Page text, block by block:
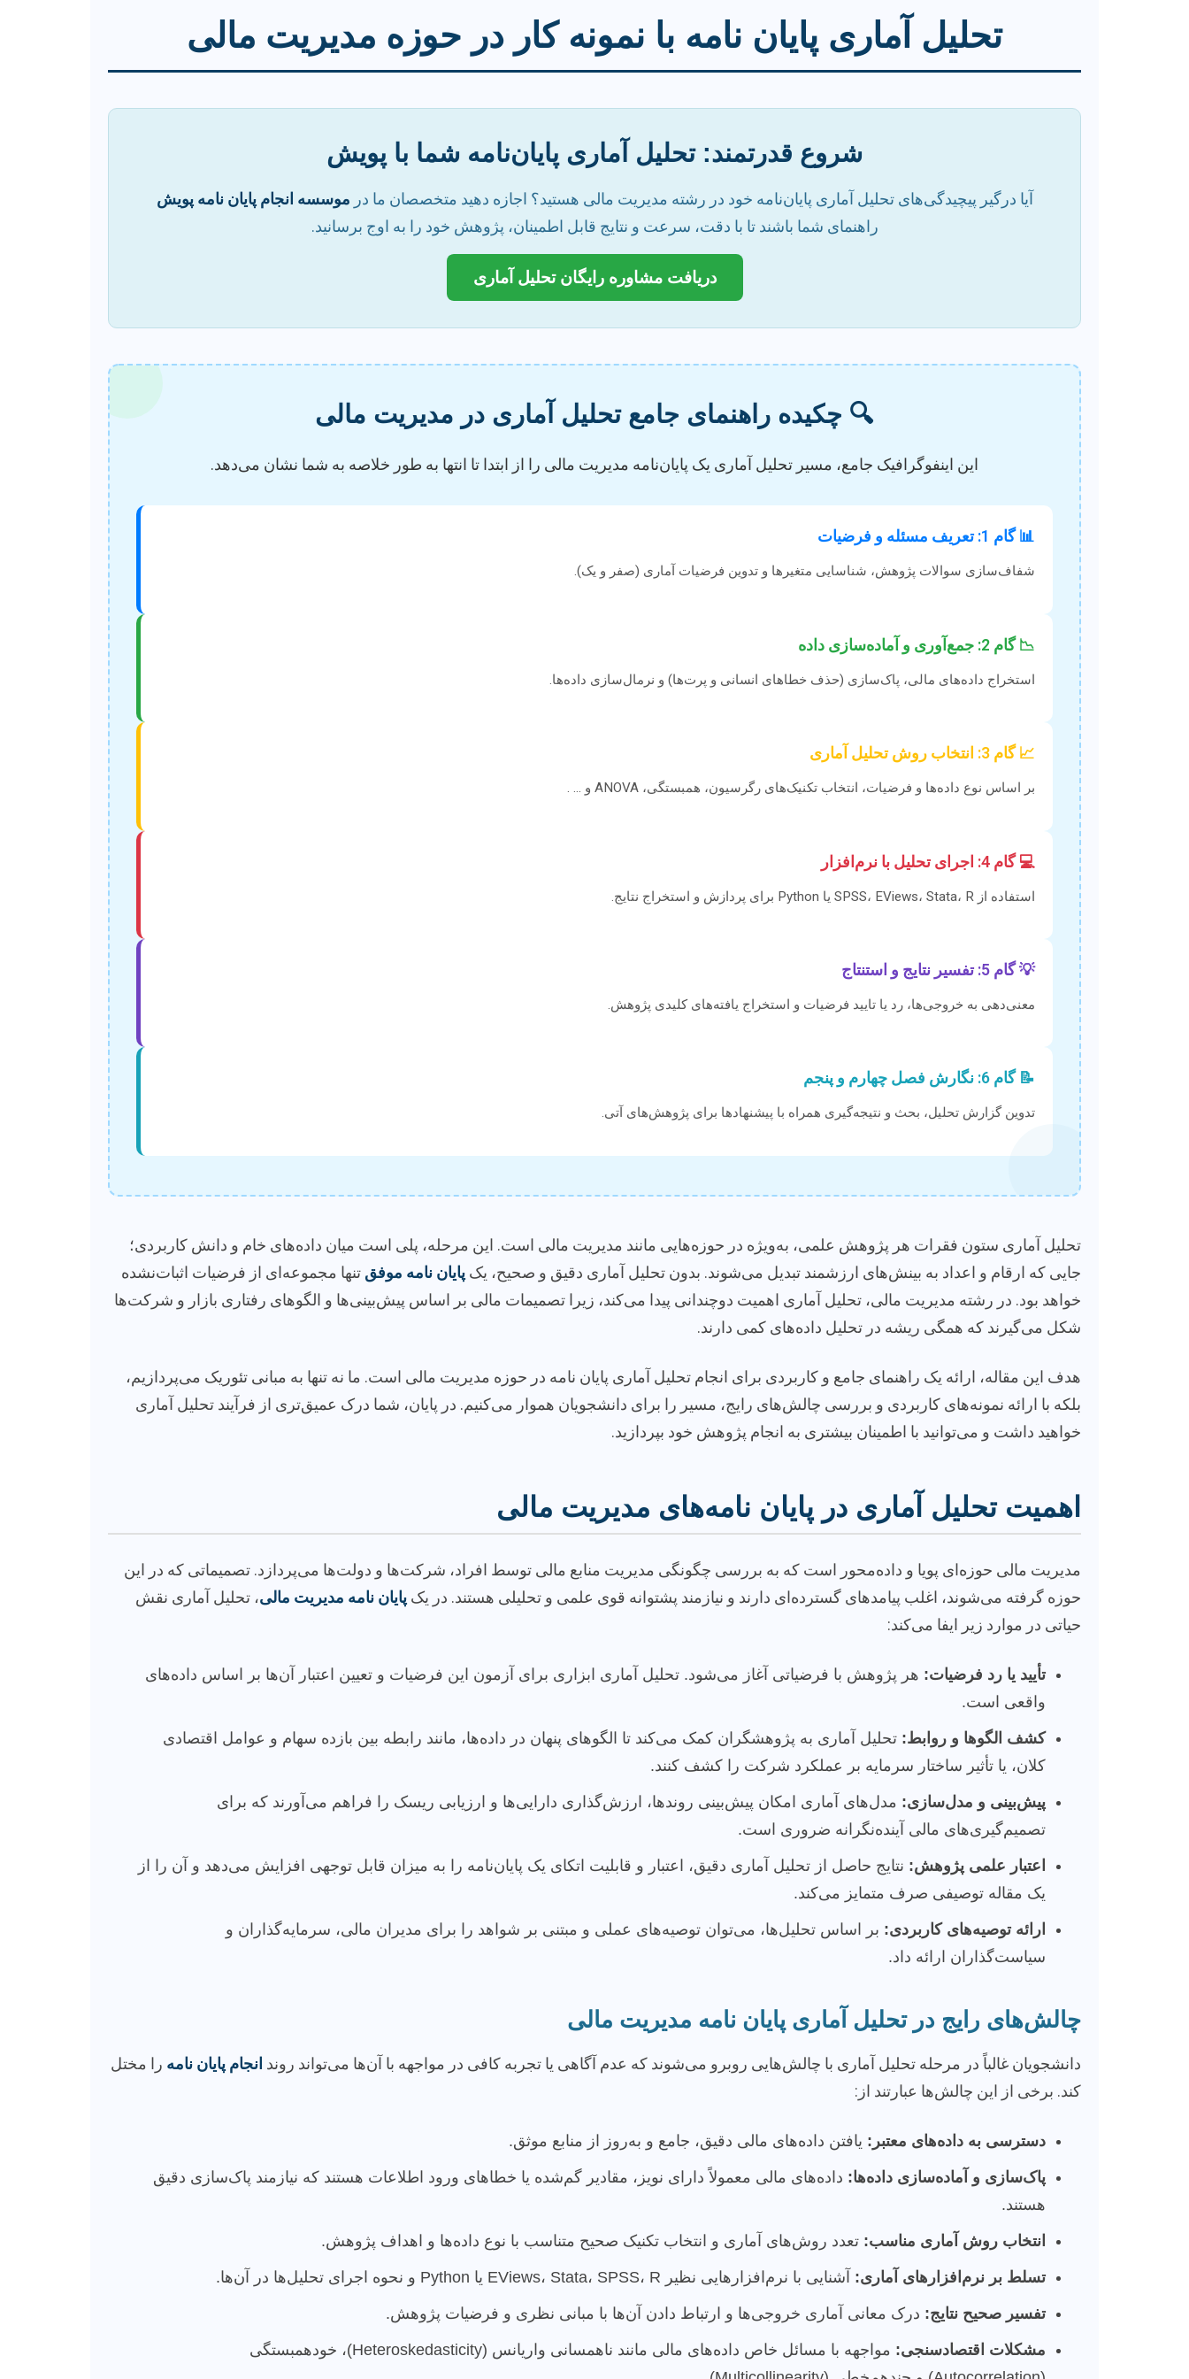
تحلیل آماری پایان نامه با نمونه کار در حوزه مدیریت مالی
شروع قدرتمند: تحلیل آماری پایان‌نامه شما با پویش
آیا درگیر پیچیدگی‌های تحلیل آماری پایان‌نامه خود در رشته مدیریت مالی هستید؟ اجازه دهید متخصصان ما در موسسه انجام پایان نامه پویش
راهنمای شما باشند تا با دقت، سرعت و نتایج قابل اطمینان، پژوهش خود را به اوج برسانید.
دریافت مشاوره رایگان تحلیل آماری
🔍 چکیده راهنمای جامع تحلیل آماری در مدیریت مالی
این اینفوگرافیک جامع، مسیر تحلیل آماری یک پایان‌نامه مدیریت مالی را از ابتدا تا انتها به طور خلاصه به شما نشان می‌دهد.
📊 گام 1: تعریف مسئله و فرضیات
شفاف‌سازی سوالات پژوهش، شناسایی متغیرها و تدوین فرضیات آماری (صفر و یک).
📉 گام 2: جمع‌آوری و آماده‌سازی داده
استخراج داده‌های مالی، پاک‌سازی (حذف خطاهای انسانی و پرت‌ها) و نرمال‌سازی داده‌ها.
📈 گام 3: انتخاب روش تحلیل آماری
بر اساس نوع داده‌ها و فرضیات، انتخاب تکنیک‌های رگرسیون، همبستگی، ANOVA و … .
💻 گام 4: اجرای تحلیل با نرم‌افزار
استفاده از SPSS، EViews، Stata، R یا Python برای پردازش و استخراج نتایج.
💡 گام 5: تفسیر نتایج و استنتاج
معنی‌دهی به خروجی‌ها، رد یا تایید فرضیات و استخراج یافته‌های کلیدی پژوهش.
📝 گام 6: نگارش فصل چهارم و پنجم
تدوین گزارش تحلیل، بحث و نتیجه‌گیری همراه با پیشنهادها برای پژوهش‌های آتی.
تحلیل آماری ستون فقرات هر پژوهش علمی، به‌ویژه در حوزه‌هایی مانند مدیریت مالی است. این مرحله، پلی است میان داده‌های خام و دانش کاربردی؛
جایی که ارقام و اعداد به بینش‌های ارزشمند تبدیل می‌شوند. بدون تحلیل آماری دقیق و صحیح، یک پایان نامه موفق تنها مجموعه‌ای از فرضیات اثبات‌نشده
خواهد بود. در رشته مدیریت مالی، تحلیل آماری اهمیت دوچندانی پیدا می‌کند، زیرا تصمیمات مالی بر اساس پیش‌بینی‌ها و الگوهای رفتاری بازار و شرکت‌ها
شکل می‌گیرند که همگی ریشه در تحلیل داده‌های کمی دارند.
هدف این مقاله، ارائه یک راهنمای جامع و کاربردی برای انجام تحلیل آماری پایان نامه در حوزه مدیریت مالی است. ما نه تنها به مبانی تئوریک می‌پردازیم،
بلکه با ارائه نمونه‌های کاربردی و بررسی چالش‌های رایج، مسیر را برای دانشجویان هموار می‌کنیم. در پایان، شما درک عمیق‌تری از فرآیند تحلیل آماری
خواهید داشت و می‌توانید با اطمینان بیشتری به انجام پژوهش خود بپردازید.
اهمیت تحلیل آماری در پایان نامه‌های مدیریت مالی
مدیریت مالی حوزه‌ای پویا و داده‌محور است که به بررسی چگونگی مدیریت منابع مالی توسط افراد، شرکت‌ها و دولت‌ها می‌پردازد. تصمیماتی که در این
حوزه گرفته می‌شوند، اغلب پیامدهای گسترده‌ای دارند و نیازمند پشتوانه قوی علمی و تحلیلی هستند. در یک پایان نامه مدیریت مالی، تحلیل آماری نقش
حیاتی در موارد زیر ایفا می‌کند:
تأیید یا رد فرضیات: هر پژوهش با فرضیاتی آغاز می‌شود. تحلیل آماری ابزاری برای آزمون این فرضیات و تعیین اعتبار آن‌ها بر اساس داده‌های
واقعی است.
کشف الگوها و روابط: تحلیل آماری به پژوهشگران کمک می‌کند تا الگوهای پنهان در داده‌ها، مانند رابطه بین بازده سهام و عوامل اقتصادی
کلان، یا تأثیر ساختار سرمایه بر عملکرد شرکت را کشف کنند.
پیش‌بینی و مدل‌سازی: مدل‌های آماری امکان پیش‌بینی روندها، ارزش‌گذاری دارایی‌ها و ارزیابی ریسک را فراهم می‌آورند که برای
تصمیم‌گیری‌های مالی آینده‌نگرانه ضروری است.
اعتبار علمی پژوهش: نتایج حاصل از تحلیل آماری دقیق، اعتبار و قابلیت اتکای یک پایان‌نامه را به میزان قابل توجهی افزایش می‌دهد و آن را از
یک مقاله توصیفی صرف متمایز می‌کند.
ارائه توصیه‌های کاربردی: بر اساس تحلیل‌ها، می‌توان توصیه‌های عملی و مبتنی بر شواهد را برای مدیران مالی، سرمایه‌گذاران و
سیاست‌گذاران ارائه داد.
چالش‌های رایج در تحلیل آماری پایان نامه مدیریت مالی
دانشجویان غالباً در مرحله تحلیل آماری با چالش‌هایی روبرو می‌شوند که عدم آگاهی یا تجربه کافی در مواجهه با آن‌ها می‌تواند روند انجام پایان نامه را مختل
کند. برخی از این چالش‌ها عبارتند از:
دسترسی به داده‌های معتبر: یافتن داده‌های مالی دقیق، جامع و به‌روز از منابع موثق.
پاک‌سازی و آماده‌سازی داده‌ها: داده‌های مالی معمولاً دارای نویز، مقادیر گم‌شده یا خطاهای ورود اطلاعات هستند که نیازمند پاک‌سازی دقیق
هستند.
انتخاب روش آماری مناسب: تعدد روش‌های آماری و انتخاب تکنیک صحیح متناسب با نوع داده‌ها و اهداف پژوهش.
تسلط بر نرم‌افزارهای آماری: آشنایی با نرم‌افزارهایی نظیر EViews، Stata، SPSS، R یا Python و نحوه اجرای تحلیل‌ها در آن‌ها.
تفسیر صحیح نتایج: درک معانی آماری خروجی‌ها و ارتباط دادن آن‌ها با مبانی نظری و فرضیات پژوهش.
مشکلات اقتصادسنجی:
مواجهه با مسائل خاص داده‌های مالی مانند ناهمسانی واریانس (Heteroskedasticity)، خودهمبستگی